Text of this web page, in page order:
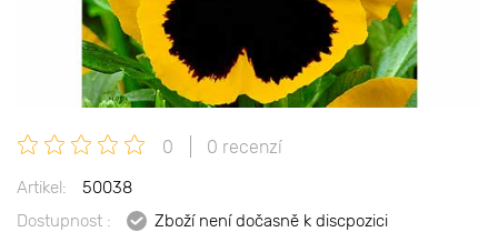
0 0 recenzí
Artikel:
50038
Dostupnost :
Zboží není dočasně k discpozici